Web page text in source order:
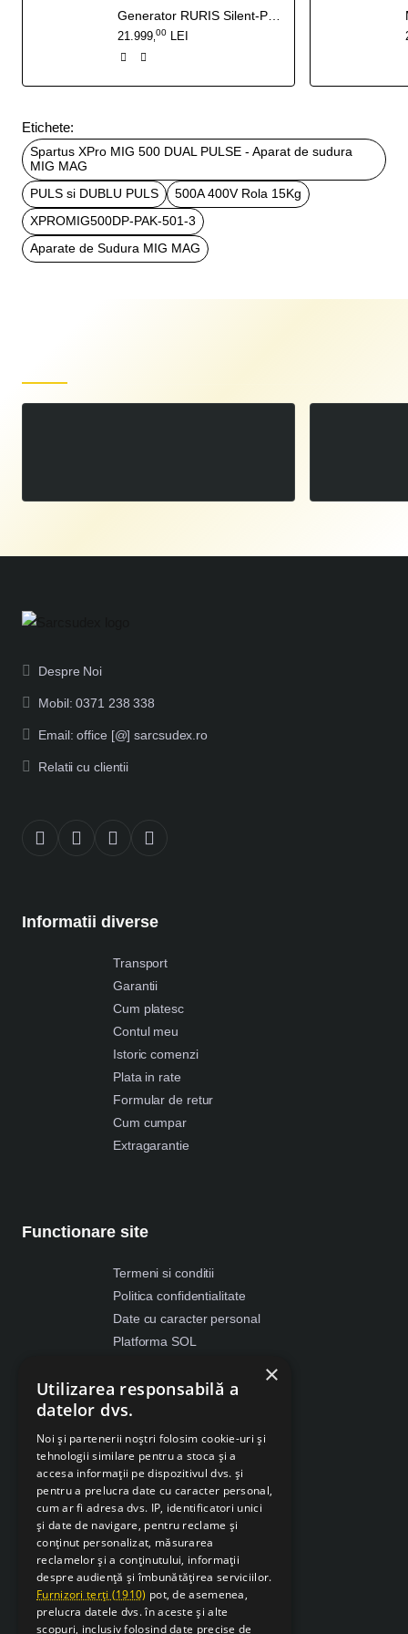
21.999 00 LEI
Etichete:
Spartus XPro MIG 500 DUAL PULSE - Aparat de sudura
MIG MAG
PULS si DUBLU PULS
500A 400V Rola 15Kg
XPROMIG500DP-PAK-501-3
Aparate de Sudura MIG MAG
Despre Noi
Mobil: 0371 238 338
Email: office [@] sarcsudex.ro
Relatii cu clientii
Informatii diverse
Transport
Garantii
Cum platesc
Contul meu
Istoric comenzi
Plata in rate
Formular de retur
Cum cumpar
Extragarantie
Functionare site
Termeni si conditii
Politica confidentialitate
Date cu caracter personal
Platforma SOL
Despre Cookies
Retragere din contract
×
Utilizarea responsabilă a
datelor dvs.
Noi și partenerii noștri folosim cookie-uri și
tehnologii similare pentru a stoca și a
accesa informații pe dispozitivul dvs. și
pentru a prelucra date cu caracter personal,
cum ar fi adresa dvs. IP, identificatori unici
și date de navigare, pentru reclame și
conținut personalizat, măsurarea
reclamelor și a conținutului, informații
despre audiență și îmbunătățirea serviciilor.
Furnizori terți (1910) pot, de asemenea,
prelucra datele dvs. în aceste și alte
scopuri, inclusiv folosind date precise de